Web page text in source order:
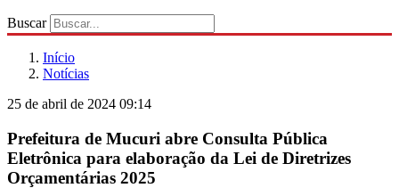
Buscar
Início
Notícias
25 de abril de 2024 09:14
Prefeitura de Mucuri abre Consulta Pública
Eletrônica para elaboração da Lei de Diretrizes
Orçamentárias 2025